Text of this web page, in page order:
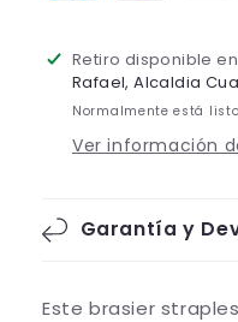
Retiro disponible
Rafael, Alcaldia
Normalmente está
Ver información
Garantía y
Este brasier